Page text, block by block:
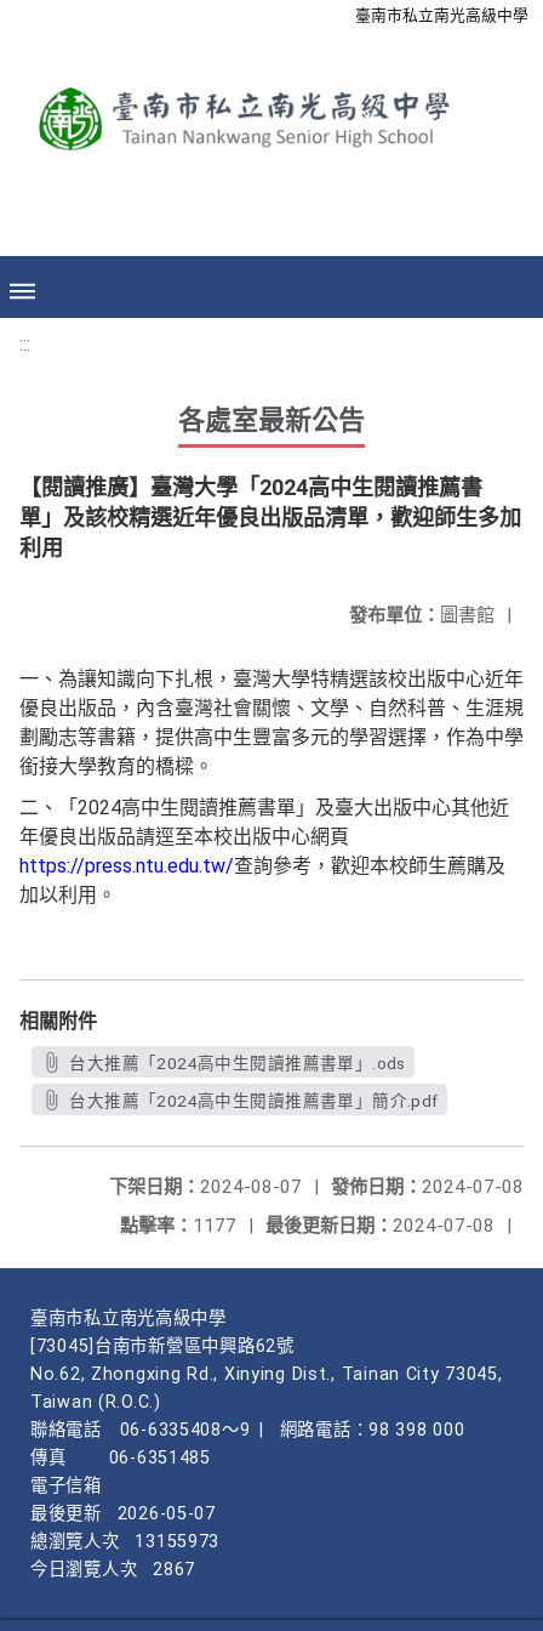
臺南市私立南光高級中學
:::
各處室最新公告
【閱讀推廣】臺灣大學「2024高中生閱讀推薦書
單」及該校精選近年優良出版品清單，歡迎師生多加
利用
發布單位： 圖書館 |
一、為讓知識向下扎根，臺灣大學特精選該校出版中心近年
優良出版品，內含臺灣社會關懷、文學、自然科普、生涯規
劃勵志等書籍，提供高中生豐富多元的學習選擇，作為中學
銜接大學教育的橋樑。
二、「2024高中生閱讀推薦書單」及臺大出版中心其他近
年優良出版品請逕至本校出版中心網頁
https://press.ntu.edu.tw/查詢參考，歡迎本校師生薦購及
加以利用。
相關附件
台大推薦「2024高中生閱讀推薦書單」.ods
台大推薦「2024高中生閱讀推薦書單」簡介.pdf
發佈日期： 2024-07-08
下架日期： 2024-08-07
|
最後更新日期： 2024-07-08 |
點擊率： 1177 |
臺南市私立南光高級中學
[73045]台南市新營區中興路62號
No.62, Zhongxing Rd., Xinying Dist., Tainan City 73045,
Taiwan (R.O.C.)
聯絡電話
06-6335408～9
網路電話：98 398 000
傳真
06-6351485
電子信箱
最後更新
2026-05-07
總瀏覽人次
13155973
今日瀏覽人次
2867